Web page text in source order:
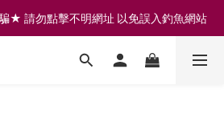
| 全館滿999免運 | 可門市取貨/安裝
★ 請勿點擊不明網址 以免誤入釣魚網站
金 | 全館滿999免運 | 可門市取貨/安裝